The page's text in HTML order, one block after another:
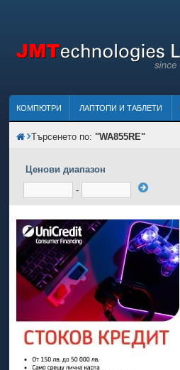
КОМПЮТРИ ЛАПТОПИ И ТАБЛЕТИ
Търсенето по: "WA855RE"
Ценови диапазон
-